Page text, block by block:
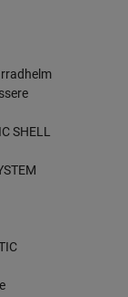
SHELL